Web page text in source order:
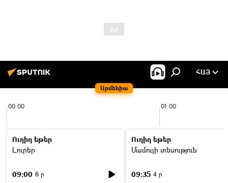
Արմենիա
ՀԱՅ
00:00 01:00
Ուղիղ եթեր
Լուրեր
09:00 6 ր
Ուղիղ եթեր
Մամուլի տեսություն
09:35 4 ր